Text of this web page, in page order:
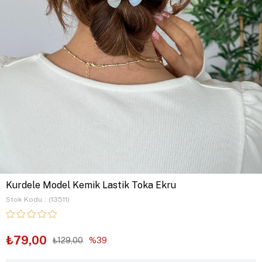
Kurdele Model Kemik Lastik Toka Ekru
Stok Kodu (13511)
₺129,00
₺79,00 39